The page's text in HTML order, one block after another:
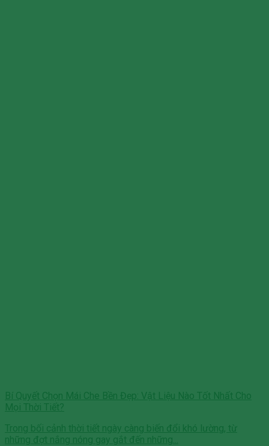
Bí Quyết Chọn Mái Che Bền Đẹp: Vật Liệu Nào Tốt Nhất Cho
Mọi Thời Tiết?
Trong bối cảnh thời tiết ngày càng biến đổi khó lường, từ
những đợt nắng nóng gay gắt đến những...